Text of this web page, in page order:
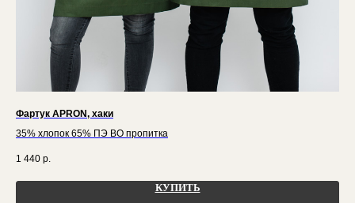
Фартук APRON, хаки
35% хлопок 65% ПЭ ВО пропитка
1 440 р.
КУПИТЬ